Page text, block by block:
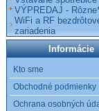
VÝPREDAJ -
WiFi a RF
zariadenia
Informácie
Kto sme
Obchodné podmienky
Ochrana osobných